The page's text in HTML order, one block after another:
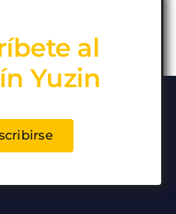
al
Yuzin